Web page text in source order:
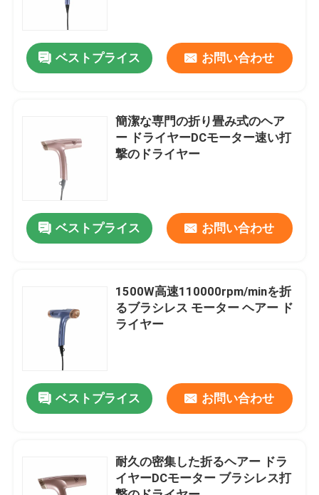
ビデオ
私達について
品質管理
私達に連絡しなさい
引用を要求しなさい
DCのブラシレス モーター
ベストプライス お問い合わせ
簡潔な専門の折り畳み式のヘア
ー ドライヤーDCモーター速い打
撃のドライヤー
ベストプライス お問い合わせ
1500W高速110000rpm/minを折
るブラシレス モーター ヘアー ド
ライヤー
ベストプライス お問い合わせ
耐久の密集した折るヘアー ドラ
イヤーDCモーター ブラシレス打